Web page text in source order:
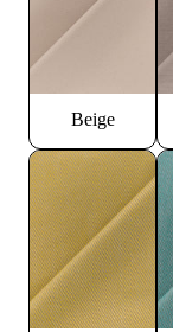
Beige